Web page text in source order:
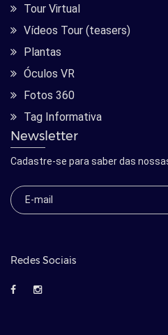
Tour Virtual
Vídeos Tour (teasers)
Plantas
Óculos VR
Fotos 360
Tag Informativa
Newsletter
Cadastre-se para saber das
Redes Sociais